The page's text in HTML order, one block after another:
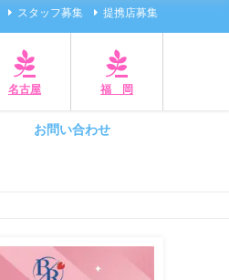
スタッフ募集 提携店募集
名古屋 福 岡
お問い合わせ